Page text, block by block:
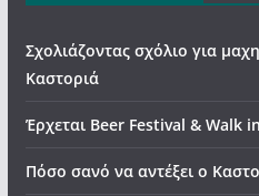
Σχολιάζοντας σχόλιο για
Καστοριά
Έρχεται Beer Festival & Walk
Πόσο σανό να αντέξει ο